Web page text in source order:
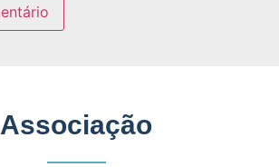
Associação